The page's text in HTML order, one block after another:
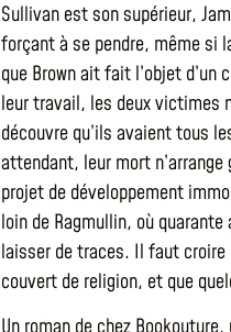
Sullivan est son supérieur,
forçant à se pendre, même si
que Brown ait fait l’objet
leur travail, les deux victimes
découvre qu’ils avaient tous
attendant, leur mort
projet de développement
loin de Ragmullin, où
laisser de traces. Il faut croire
couvert de religion, et que